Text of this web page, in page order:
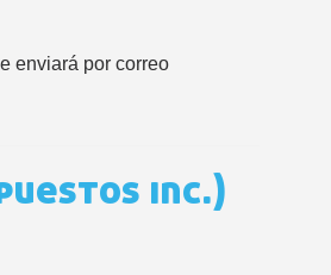
enviará por correo
inc.)